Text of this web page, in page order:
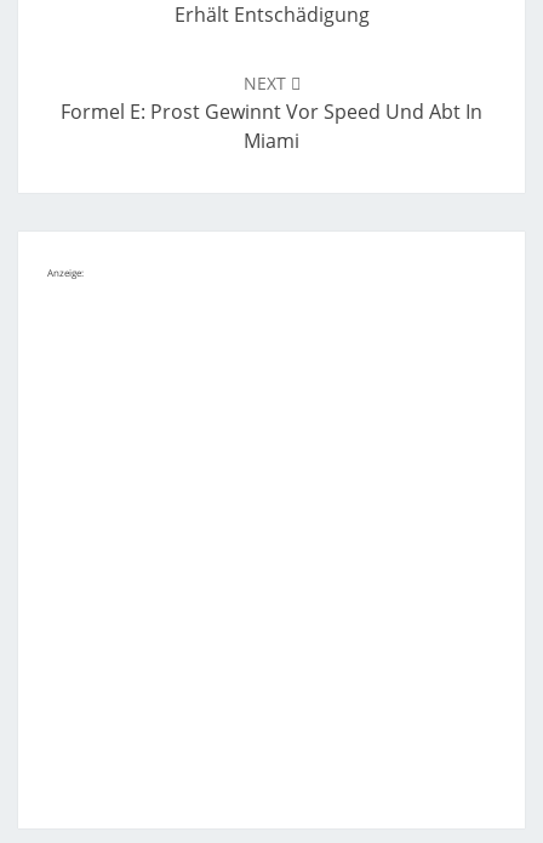
Erhält Entschädigung
NEXT
Formel E: Prost Gewinnt Vor Speed Und Abt In
Miami
Anzeige: